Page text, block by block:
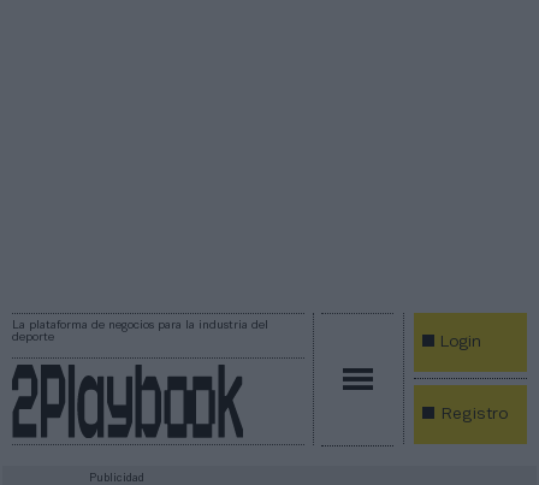
La plataforma de negocios para la industria del
deporte
Login
Registro
Publicidad